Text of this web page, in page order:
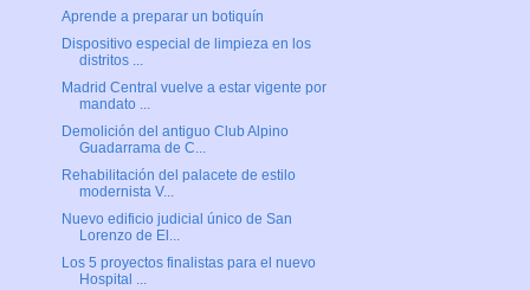
Aprende a preparar un botiquín
Dispositivo especial de limpieza en los
distritos ...
Madrid Central vuelve a estar vigente por
mandato ...
Demolición del antiguo Club Alpino
Guadarrama de C...
Rehabilitación del palacete de estilo
modernista V...
Nuevo edificio judicial único de San
Lorenzo de El...
Los 5 proyectos finalistas para el nuevo
Hospital ...